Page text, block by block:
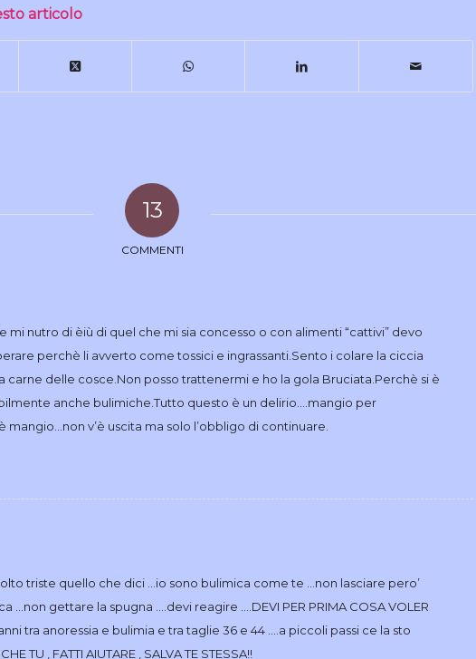
articolo
13
COMMENTI
mi nutro di èiù di quel che mi sia concesso o con alimenti “cattivi” devo
perchè li avverto come tossici e ingrassanti.Sento i colare la ciccia
carne delle cosce.Non posso trattenermi e ho la gola Bruciata.Perchè si è
anche bulimiche.Tutto questo è un delirio….mangio per
v’è uscita ma solo l’obbligo di continuare.
triste quello che dici …io sono bulimica come te …non lasciare pero’
…non gettare la spugna ….devi reagire ….DEVI PER PRIMA COSA VOLER
tra anoressia e bulimia e tra taglie 36 e 44 ….a piccoli passi ce la sto
TU , FATTI AIUTARE , SALVA TE STESSA!!